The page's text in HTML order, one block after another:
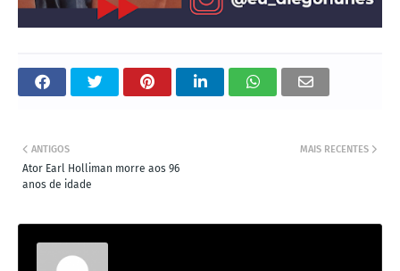
MAIS RECENTES
ANTIGOS
Ator Earl Holliman morre aos 96
anos de idade